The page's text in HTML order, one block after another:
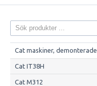
Cat maskiner, demonterade
Cat IT38H
Cat M312